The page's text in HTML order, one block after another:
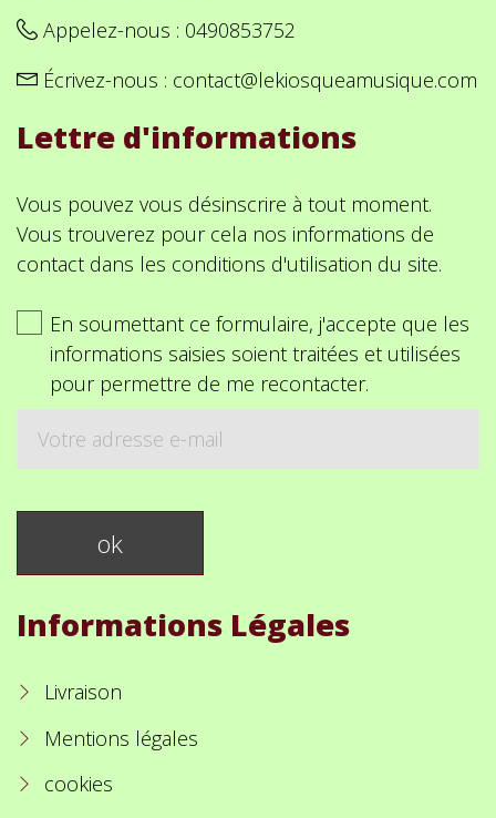
Appelez-nous : 0490853752
Écrivez-nous : contact@lekiosqueamusique.com
Lettre d'informations
Vous pouvez vous désinscrire à tout moment.
Vous trouverez pour cela nos informations de
contact dans les conditions d'utilisation du site.
En soumettant ce formulaire, j'accepte que les
informations saisies soient traitées et utilisées
pour permettre de me recontacter.
Informations Légales
Livraison
Mentions légales
cookies